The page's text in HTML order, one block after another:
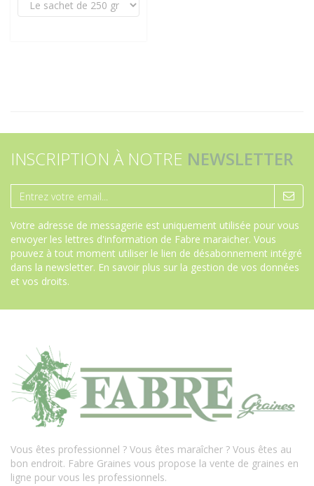
INSCRIPTION À NOTRE NEWSLETTER
Votre adresse de messagerie est uniquement utilisée pour vous
envoyer les lettres d'information de Fabre maraicher. Vous
pouvez à tout moment utiliser le lien de désabonnement intégré
dans la newsletter. En savoir plus sur la gestion de vos données
et vos droits.
Vous êtes professionnel ? Vous êtes maraîcher ? Vous êtes au
bon endroit. Fabre Graines vous propose la vente de graines en
ligne pour vous les professionnels.